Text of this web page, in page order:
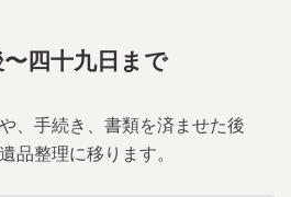
四十九日まで
、手続き、書類を済ませた後
品整理に移ります。